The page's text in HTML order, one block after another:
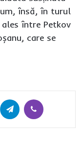
însă, în turul
între Petkov
care se
WhatsAppTelegram